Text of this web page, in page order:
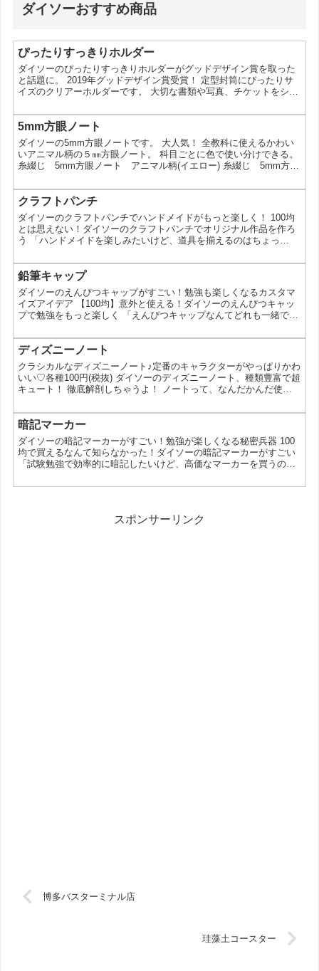
ダイソーおすすめ商品
ぴったりすっきりホルダー
ダイソーのぴったりすっきりホルダーがグッドデザイン賞を取った
と話題に。 2019年グッドデザイン賞受賞！ 定型封筒にぴったりサ
イズのクリアーホルダーです。 大切な書類や写真、チケットをシワ
ぴったりすっきりホルダー 長形4号サイズ ぴったりすっきりホル
ダー 長形号サイズ この投稿をInstagramで見る 2019年グッドデザ
イン賞受賞！定型封筒にぴったりサイズのクリアーホルダーです。
大切な書類や写真、チケットを...
5mm方眼ノート
ダイソーの5mm方眼ノートです。 大人気！ 全教科に使えるかわい
いアニマル柄の５㎜方眼ノート。 科目ごとに色で使い分けできる。
糸綴じ 5mm方眼ノート アニマル柄(イエロー) 糸綴じ 5mm方眼
(ブルー) 糸綴じ 5mm方眼ノート アニマル柄(グリーン) 糸綴じ
5mm方眼ノート アニマル柄(パープル) この投稿をInstagramで見
る 大人気！ 全教科に使えるかわいいアニマル柄の５㎜方眼ノー
ト。 科目ごと...
クラフトパンチ
ダイソーのクラフトパンチでハンドメイドがもっと楽しく！ 100均
とは思えない！ダイソーのクラフトパンチでオリジナル作品を作ろ
う 「ハンドメイドを楽しみたいけど、道具を揃えるのはちょっ
的なクラフトパンチが100円で購入できるんです。 この記事では、
そんなダイソーのクラフトパンチの魅力をたっぷりとお伝えしま
す。 ダイソーのクラフトパンチ｜種類以上のデザインを取り揃え
ダイソーのクラフトパンチは、デザインも機能性もバツグ...
鉛筆キャップ
ダイソーのえんぴつキャップがすごい！勉強も楽しくなるカスタマ
イズアイデア 【100均】意外と使える！ダイソーのえんぴつキャッ
プで勉強をもっと楽しく 「えんぴつキャップなんてどれも一緒でし
は、デザインも機能も豊富なえんぴつキャップがたくさん揃ってい
るんです。今回は、ダイソーのえんぴつキャップの魅力や、その使
い方を10個ご紹介します。 なぜダイソーのえんぴつキャップが人気
なの？ 価格が安い: 100円という手軽な価格...
ディズニーノート
クラシカルなディズニーノート♪定番のキャラクターがやっぱりかわ
いい♡各種100円(税抜) ダイソーのディズニーノート、種類豊富で超
キュート！ 徹底解剖しちゃうよ！ ノートって、なんだかんだ使い
トを描いたり…。そんなノート選びに、迷ったらダイソーをチェッ
クしてみて！ダイソーには、ディズニーデザインの可愛いノートが
たっくさん揃ってるんだって。しかも、どれも100円～300円くらい
という驚きの安さ！学生さんでも気軽に試せる...
暗記マーカー
ダイソーの暗記マーカーがすごい！勉強が楽しくなる秘密兵器 100
均で買えるなんて知らなかった！ダイソーの暗記マーカーがすごい
「試験勉強で効率的に暗記したいけど、高価なマーカーを買うのは
円ショップのダイソーには、カラフルで機能的な暗記マーカーが豊
の？ ダイソーの暗記マーカーが人気を集めている理由...
スポンサーリンク
博多バスターミナル店
珪藻土コースター